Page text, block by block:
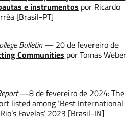
e instrumentos por Ricardo
[Brasil-PT]
Bulletin— 20 de fevereiro de
Communities por Tomas Weber
—8 de fevereiro de 2024: The
listed among ‘Best International
Favelas’ 2023 [Brasil-IN]